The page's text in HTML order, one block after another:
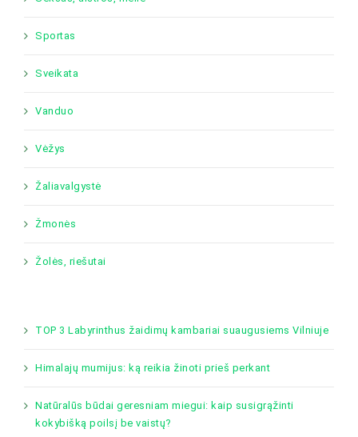
Sportas
Sveikata
Vanduo
Vėžys
Žaliavalgystė
Žmonės
Žolės, riešutai
TOP 3 Labyrinthus žaidimų kambariai suaugusiems Vilniuje
Himalajų mumijus: ką reikia žinoti prieš perkant
Natūralūs būdai geresniam miegui: kaip susigrąžinti
kokybišką poilsį be vaistų?